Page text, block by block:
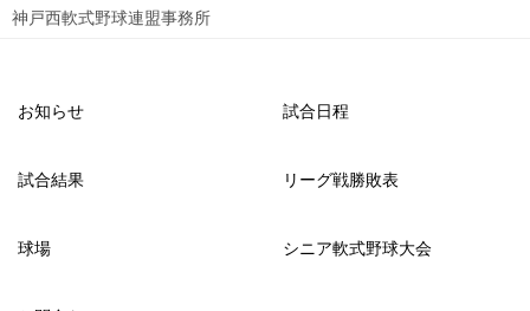
神戸西軟式野球連盟事務所
お知らせ 試合日程
試合結果 リーグ戦勝敗表
球場 シニア軟式野球大会